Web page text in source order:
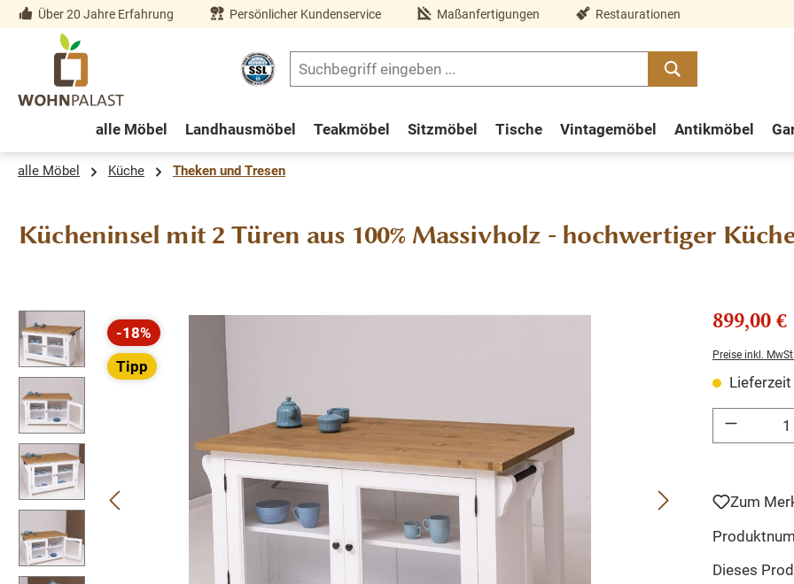
Zur Hauptnavigation springen
Über 20 Jahre Erfahrung Persönlicher Kundenservice Maßanfertigungen Restaurationen
alle Möbel Landhausmöbel Teakmöbel Sitzmöbel Tische Vintagemöbel Antikmöbel
alle Möbel Küche Theken und Tresen
Kücheninsel mit 2 Türen aus 100% Massivholz - hochwertiger
Bildergalerie überspringen
-18%
Rabatt
Tipp
899,00 €
Preise inkl.
Produkt
Zum
Dieses